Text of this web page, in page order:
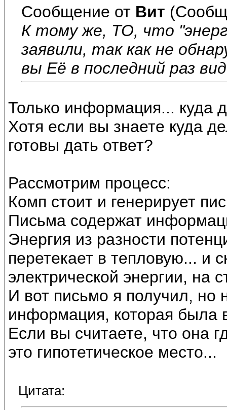
Сообщение от Вит
К тому же, ТО, что
заявили, так как не
вы Её в последний раз
Только информация... куда
Хотя если вы знаете куда
готовы дать ответ?
Рассмотрим процесс:
Комп стоит и генерирует
Письма содержат
Энергия из разности
перетекает в тепловую... и
электрической энергии, на
И вот письмо я получил, но
информация, которая была
Если вы считаете, что она
это гипотетическое место...
Цитата: